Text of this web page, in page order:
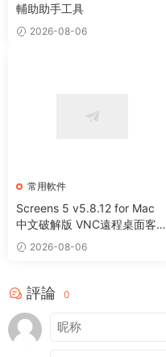
輔助助手工具
2026-08-06
常用軟件
Screens 5 v5.8.12 for Mac
中文破解版 VNC遠程桌面客戶
端應用程序
2026-08-06
評論 0